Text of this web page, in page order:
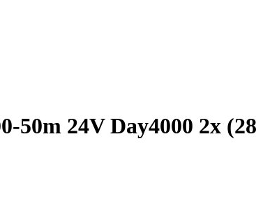
50m 24V Day4000 2x